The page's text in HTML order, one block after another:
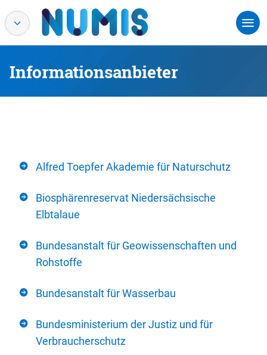
Informationsanbieter
Alfred Toepfer Akademie für Naturschutz
Biosphärenreservat Niedersächsische
Elbtalaue
Bundesanstalt für Geowissenschaften und
Rohstoffe
Bundesanstalt für Wasserbau
Bundesministerium der Justiz und für
Verbraucherschutz